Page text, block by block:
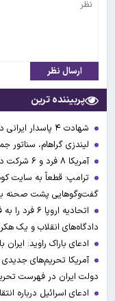
ارسال نظر
پربیننده ترین
شهادت ۴ پاسدار ایرانی در حمله دیشب آمریکت و عربستان به عراق
لیندزی گراهام، سناتور
آمریکا ۸ فرد و ۶ شرکت در ارتباط با دولت ایران را تحریم کرد
ترامپ: قطعاً به سایت
گفت‌وگوهایی پشت صحنه
اتحادیه
دادگاه‌های انقلاب و یک
ادعای باراک راوید:
دولت ایران در فهرست
ادعای اسرائیل درباره